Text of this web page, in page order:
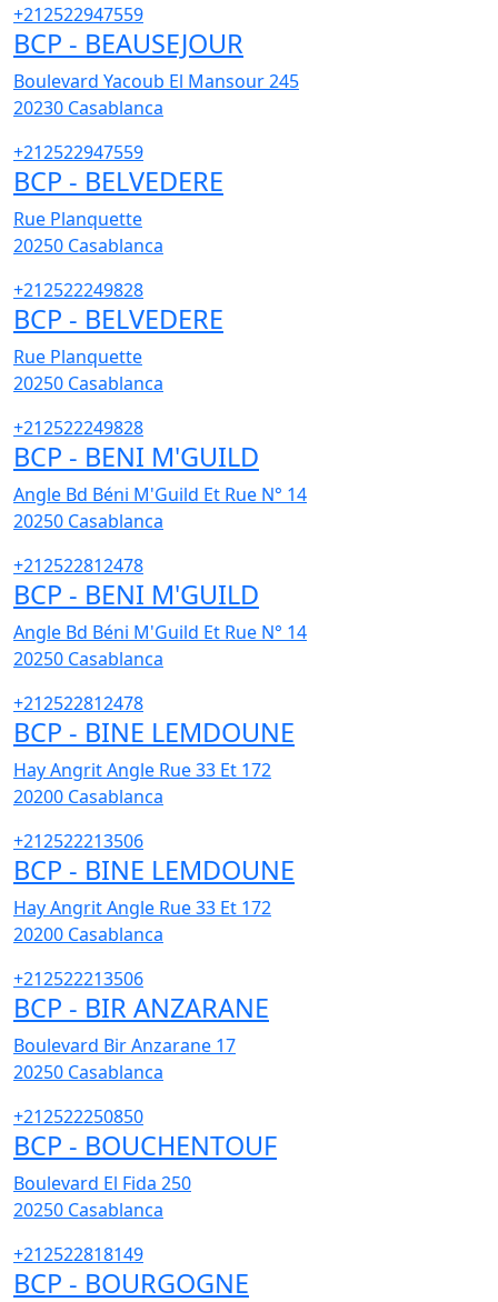
+212522947559
BCP - BEAUSEJOUR
Boulevard Yacoub El Mansour 245
20230 Casablanca
+212522947559
BCP - BELVEDERE
Rue Planquette
20250 Casablanca
+212522249828
BCP - BELVEDERE
Rue Planquette
20250 Casablanca
+212522249828
BCP - BENI M'GUILD
Angle Bd Béni M'Guild Et Rue N° 14
20250 Casablanca
+212522812478
BCP - BENI M'GUILD
Angle Bd Béni M'Guild Et Rue N° 14
20250 Casablanca
+212522812478
BCP - BINE LEMDOUNE
Hay Angrit Angle Rue 33 Et 172
20200 Casablanca
+212522213506
BCP - BINE LEMDOUNE
Hay Angrit Angle Rue 33 Et 172
20200 Casablanca
+212522213506
BCP - BIR ANZARANE
Boulevard Bir Anzarane 17
20250 Casablanca
+212522250850
BCP - BOUCHENTOUF
Boulevard El Fida 250
20250 Casablanca
+212522818149
BCP - BOURGOGNE